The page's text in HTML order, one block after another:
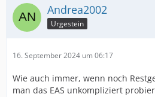
Andrea2002
Urgestein
16. September 2024 um 06:17
Wie auch immer, wenn noch
man das EAS unkompliziert